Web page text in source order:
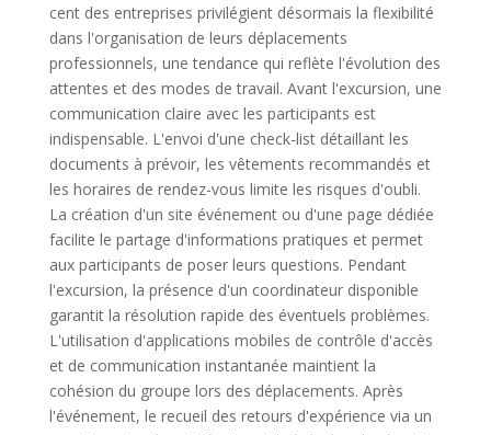
cent des entreprises privilégient désormais la flexibilité
dans l'organisation de leurs déplacements
professionnels, une tendance qui reflète l'évolution des
attentes et des modes de travail. Avant l'excursion, une
communication claire avec les participants est
indispensable. L'envoi d'une check-list détaillant les
documents à prévoir, les vêtements recommandés et
les horaires de rendez-vous limite les risques d'oubli.
La création d'un site événement ou d'une page dédiée
facilite le partage d'informations pratiques et permet
aux participants de poser leurs questions. Pendant
l'excursion, la présence d'un coordinateur disponible
garantit la résolution rapide des éventuels problèmes.
L'utilisation d'applications mobiles de contrôle d'accès
et de communication instantanée maintient la
cohésion du groupe lors des déplacements. Après
l'événement, le recueil des retours d'expérience via un